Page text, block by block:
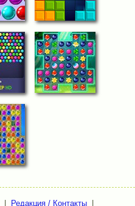
| Редакция / Контакты |